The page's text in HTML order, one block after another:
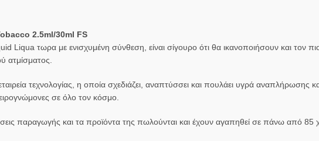
2.5ml/30ml FS
Liqua τωρα με ενισχυμένη σύνθεση, είναι σίγουρο ότι θα ικανοποιήσουν και τον
ατμίσματος.
τεχνολογίας, η οποία σχεδιάζει, αναπτύσσει και πουλάει υγρά αναπλήρωσης
σε όλο τον κόσμο.
παραγωγής και τα προϊόντα της πωλούνται και έχουν αγαπηθεί σε πάνω από 85